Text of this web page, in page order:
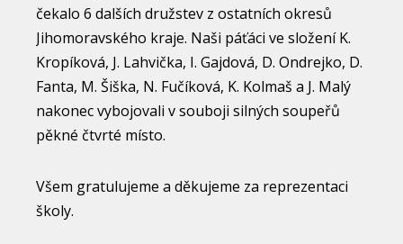
čekalo 6 dalších družstev z ostatních okresů
Jihomoravského kraje. Naši páťáci ve složení K.
Kropíková, J. Lahvička, I. Gajdová, D. Ondrejko, D.
Fanta, M. Šiška, N. Fučíková, K. Kolmaš a J. Malý
nakonec vybojovali v souboji silných soupeřů
pěkné čtvrté místo.
Všem gratulujeme a děkujeme za reprezentaci
školy.